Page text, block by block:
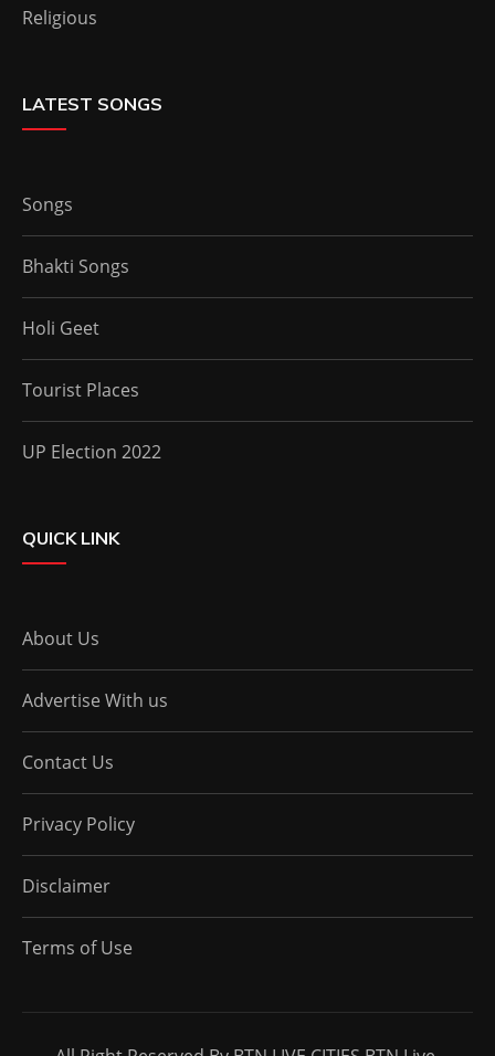
Religious
LATEST SONGS
Songs
Bhakti Songs
Holi Geet
Tourist Places
UP Election 2022
QUICK LINK
About Us
Advertise With us
Contact Us
Privacy Policy
Disclaimer
Terms of Use